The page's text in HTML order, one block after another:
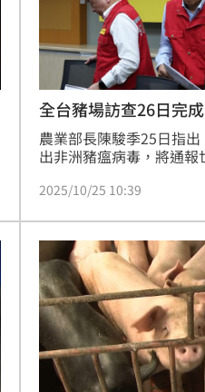
全台豬場訪查26日完
曝
農業部長陳駿季25日指
出非洲豬瘟病毒，將通
相關產品。防檢署指出，
2025/10/25 10:39